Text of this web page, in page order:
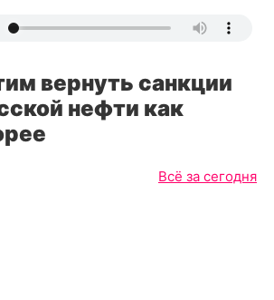
вернуть санкции
нефти как
Всё за сегодня